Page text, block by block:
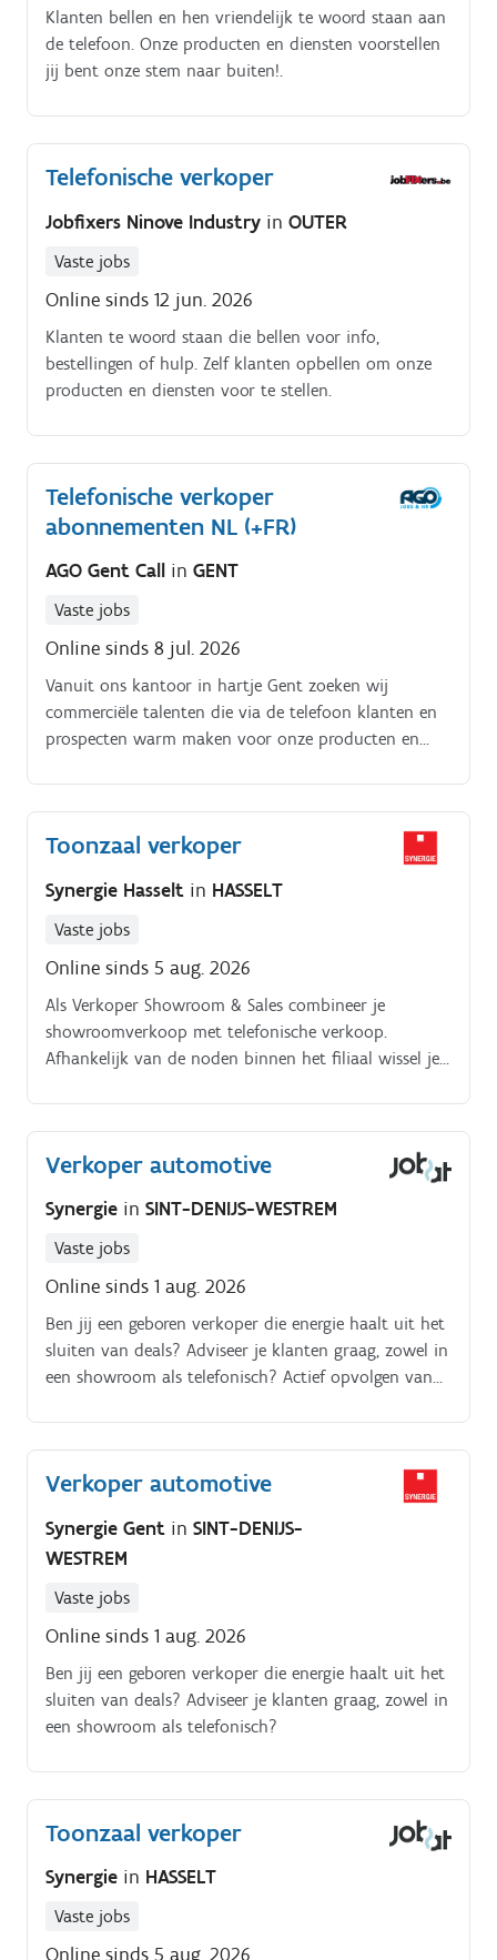
Klanten bellen en hen vriendelijk te woord staan aan
de telefoon. Onze producten en diensten voorstellen
jij bent onze stem naar buiten!.
Telefonische verkoper
Jobfixers Ninove Industry in OUTER
Vaste jobs
Online sinds 12 jun. 2026
Klanten te woord staan die bellen voor info,
bestellingen of hulp. Zelf klanten opbellen om onze
producten en diensten voor te stellen.
Telefonische verkoper
abonnementen NL (+FR)
AGO Gent Call in GENT
Vaste jobs
Online sinds 8 jul. 2026
Vanuit ons kantoor in hartje Gent zoeken wij
commerciële talenten die via de telefoon klanten en
prospecten warm maken voor onze producten en
Toonzaal verkoper
Synergie Hasselt in HASSELT
Vaste jobs
Online sinds 5 aug. 2026
Als Verkoper Showroom & Sales combineer je
showroomverkoop met telefonische verkoop.
Afhankelijk van de noden binnen het filiaal wissel je
functie waarin geen enkele dag hetzelfde is Je
begeleidt klanten tijdens het volledige verkoopproces,
van het eerste contact tot de uiteindelijke aflevering
Verwelkomen en adviseren van klanten in de
showroom Actief opvolgen van warme leads en
van de klant analyseren en het meest geschikte
voertuig voorstellen Offertes opmaken,
onderhandelen en verkoopdossiers volledig
administratief afwerken Nieuwe én
opbouwen Mee zorgen voor een verzorgde en
aantrekkelijke showroom Doelgericht werken om
Verkoper automotive
Synergie in SINT-DENIJS-WESTREM
Vaste jobs
Online sinds 1 aug. 2026
Ben jij een geboren verkoper die energie haalt uit het
sluiten van deals? Adviseer je klanten graag, zowel in
een showroom als telefonisch? Actief opvolgen van
Verkoper automotive
Synergie Gent in SINT-DENIJS-
WESTREM
Vaste jobs
Online sinds 1 aug. 2026
Ben jij een geboren verkoper die energie haalt uit het
sluiten van deals? Adviseer je klanten graag, zowel in
een showroom als telefonisch?
Toonzaal verkoper
Synergie in HASSELT
Vaste jobs
Online sinds 5 aug. 2026